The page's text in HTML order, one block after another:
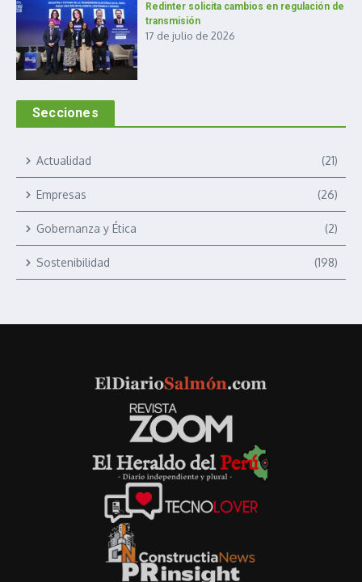
Redinter solicita cambios en regulación de
transmisión
17 de julio de 2026
Secciones
Actualidad (21)
Empresas (26)
Gobernanza y Ética (2)
Sostenibilidad (198)